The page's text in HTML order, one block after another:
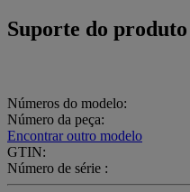
Suporte do produto
Números do modelo:
Número da peça:
Encontrar outro modelo
GTIN:
Número de série :